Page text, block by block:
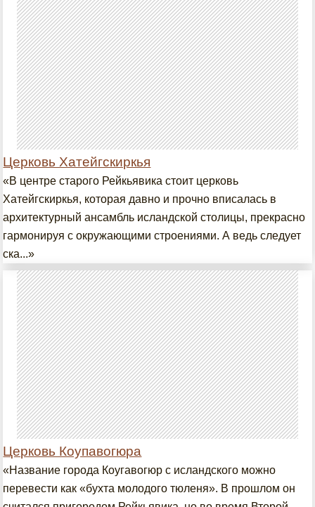
Церковь Хатейгскиркья
«В центре старого Рейкьявика стоит церковь
Хатейгскиркья, которая давно и прочно вписалась в
архитектурный ансамбль исландской столицы, прекрасно
гармонируя с окружающими строениями. А ведь следует
ска...»
Церковь Коупавогюра
«Название города Коугавогюр с исландского можно
перевести как «бухта молодого тюленя». В прошлом он